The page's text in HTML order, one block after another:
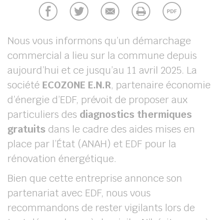
Nous vous informons qu’un démarchage
commercial a lieu sur la commune depuis
aujourd’hui et ce jusqu’au 11 avril 2025. La
société ECOZONE E.N.R, partenaire économie
d’énergie d’EDF, prévoit de proposer aux
particuliers des diagnostics thermiques
gratuits dans le cadre des aides mises en
place par l’État (ANAH) et EDF pour la
rénovation énergétique.
Bien que cette entreprise annonce son
partenariat avec EDF, nous vous
recommandons de rester vigilants lors de